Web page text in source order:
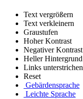
Text vergrößern
Text verkleinern
Graustufen
Hoher Kontrast
Negativer Kontrast
Heller Hintergrund
Links unterstrichen
Reset
Gebärdensprache
Leichte Sprache